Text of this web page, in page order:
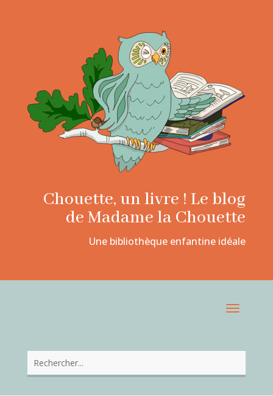
Chouette, un livre ! Le blog
de Madame la Chouette
Une bibliothèque enfantine idéale